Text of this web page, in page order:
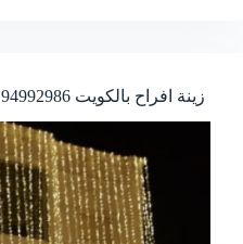
زينة افراح بالكويت94992986